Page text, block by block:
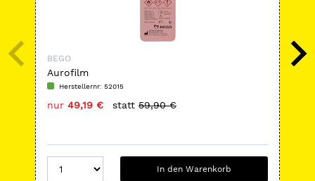
BEGO
Aurofilm
Herstellernr: 52015
nur 49,19 € statt 59,90 €
In den Warenkorb